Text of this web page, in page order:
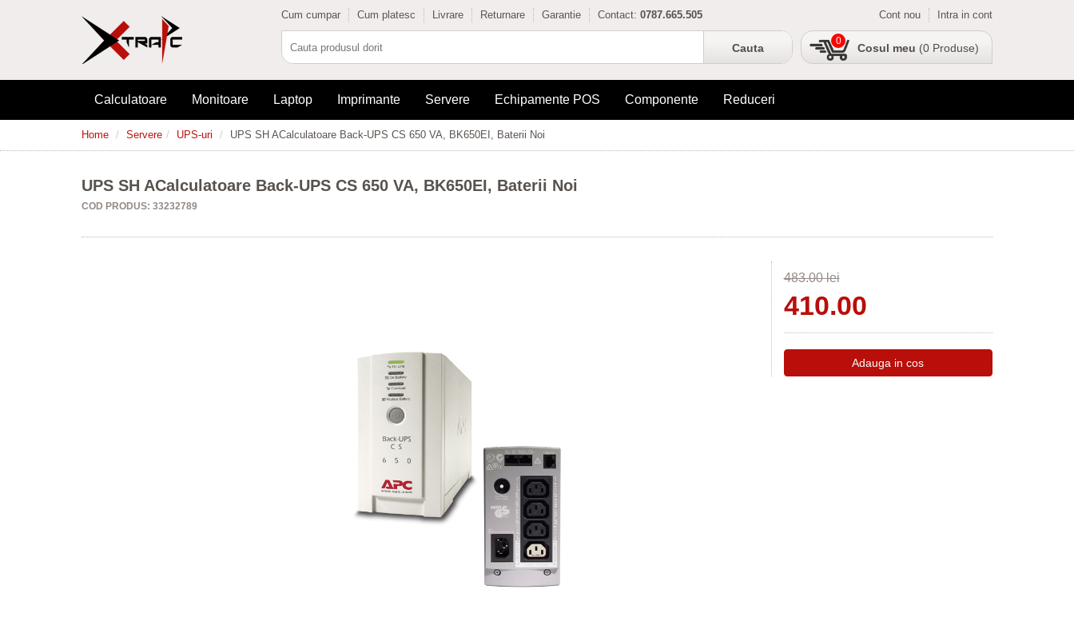
Cum cumpar Cum platesc Livrare Returnare Garantie Contact: 0787.665.505 Cont nou Intra in cont
Cosul meu (0 Produse)
0
Calculatoare Monitoare Laptop Imprimante Servere Echipamente POS Componente Reduceri
Home Servere UPS-uri UPS SH ACalculatoare Back-UPS CS 650 VA, BK650EI, Baterii Noi
UPS SH ACalculatoare Back-UPS CS 650 VA, BK650EI, Baterii Noi
COD PRODUS: 33232789
483.00 lei
410.00